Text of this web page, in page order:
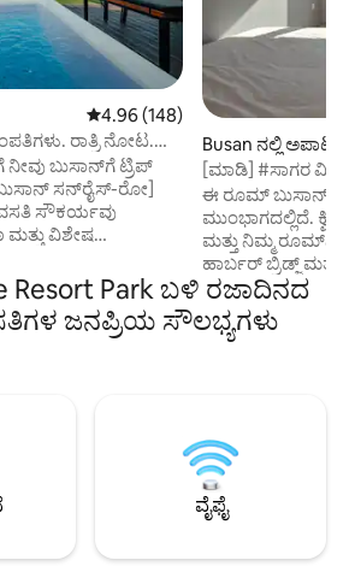
5 ರಲ್ಲಿ 4.96 ಸರಾಸರಿ ರೇಟಿಂಗ್, 148
4.96 (148)
ರಾತ್ರಿ ನೋಟ.
ಬಿಫ್. ಗ್ಯಾಮ್ಚಿಯಾನ್
ನೀವು ಬುಸಾನ್‌ಗೆ ಟ್ರಿಪ್
ವಿಶೇಷ
ಅದನ್ನು
ಹೊಂದಿದೆ.
ಮತ್ತು ಸ್ಪಾ ಕಾರ್ಯವನ್ನು
ಗೋಡೆಯ ಸ್ನಾನಗೃಹವನ್ನು
ಹಾಟ್
ಅದನ್ನು
Busan ನಲ್ಲಿ
[ಮಾಡಿ] #ಸಾಗರ
ಮಾರ್ಕೆಟ್
#ಐಷಾರಾಮಿ
ಈ ರೂಮ್ ಬುಸಾನ್
ಮುಂಭಾಗದಲ್ಲಿದೆ.
ಮತ್ತು ನಿಮ್ಮ
ಹಾರ್ಬರ್ ಬ್ರಿಡ್ಜ್ ಮತ್ತು
ಆನಂದಿಸಬಹುದು. ಇದು
ವೀಕ್ಷಣೆಗಳ
ಬುಸಾನ್‌ನ ಪ್ರಮುಖ
ರೆಸ್ಟೋರೆಂಟ್‌ಗಳು
ವಿವಿಧ ಸೌಲಭ್ಯಗಳನ್ನು
ವೈ-ಫೈ ಮತ್ತು 24-
ನಿಮಗೆ
ಪ್ರದೇಶಗಳು
Resort Park ಬಳಿ ರಜಾದಿನದ
ಜನಪ್ರಿಯ ಸೌಲಭ್ಯಗಳು
ವೈಫೈ